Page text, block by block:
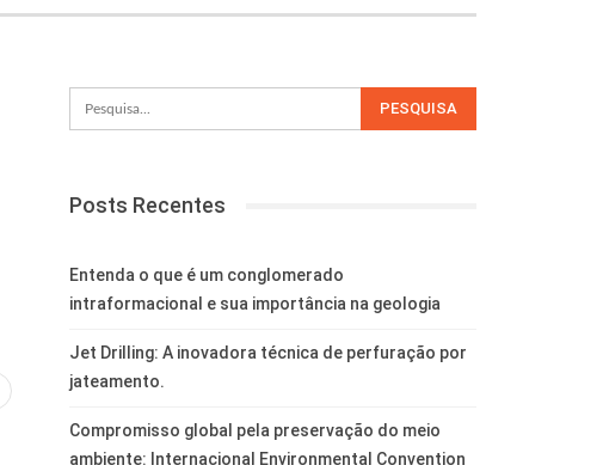
Posts Recentes
Entenda o que é um conglomerado
intraformacional e sua importância na geologia
Jet Drilling: A inovadora técnica de perfuração por
jateamento.
Compromisso global pela preservação do meio
ambiente: Internacional Environmental Convention